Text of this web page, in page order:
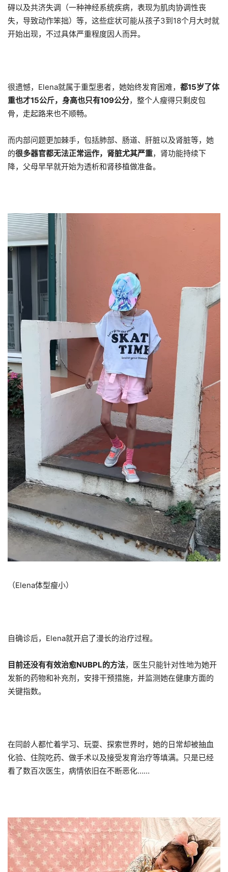
碍以及共济失调（一种神经系统疾病，表现为肌肉协调性丧
失，导致动作笨拙）等，这些症状可能从孩子3到18个月大时就
开始出现，不过具体严重程度因人而异。
很遗憾，Elena就属于重型患者，她始终发育困难， 都15岁了体
重也才15公斤，身高也只有109公分，整个人瘦得只剩皮包
骨，走起路来也不顺畅。
而内部问题更加棘手，包括肺部、肠道、肝脏以及肾脏等，她
的很多器官都无法正常运作，肾脏尤其严重，肾功能持续下
降，父母早早就开始为透析和肾移植做准备。
（Elena体型瘦小）
自确诊后，Elena就开启了漫长的治疗过程。
目前还没有有效治愈NUBPL的方法，医生只能针对性地为她开
发新的药物和补充剂，安排干预措施，并监测她在健康方面的
关键指数。
在同龄人都忙着学习、玩耍、探索世界时，她的日常却被抽血
化验、住院吃药、做手术以及接受发育治疗等填满。只是已经
看了数百次医生，病情依旧在不断恶化……